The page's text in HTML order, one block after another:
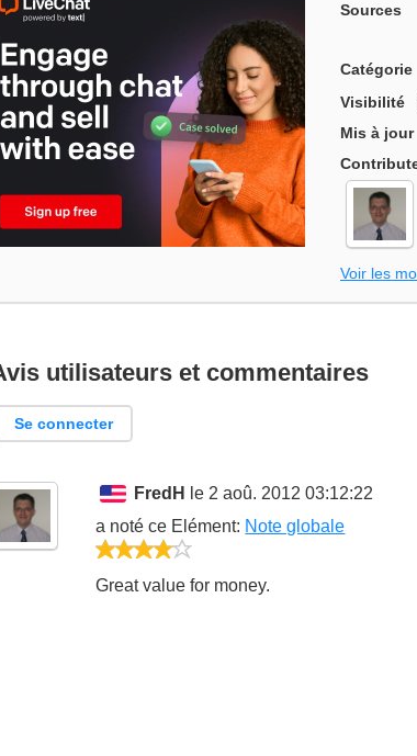
Sources
Catégorie
Visibilité
Mis à jour
Voir les
utilisateurs et commentaires
Se connecter
FredH
le 2 aoû. 2012 03:12:22
a noté ce Elément: Note globale
Great value for money.